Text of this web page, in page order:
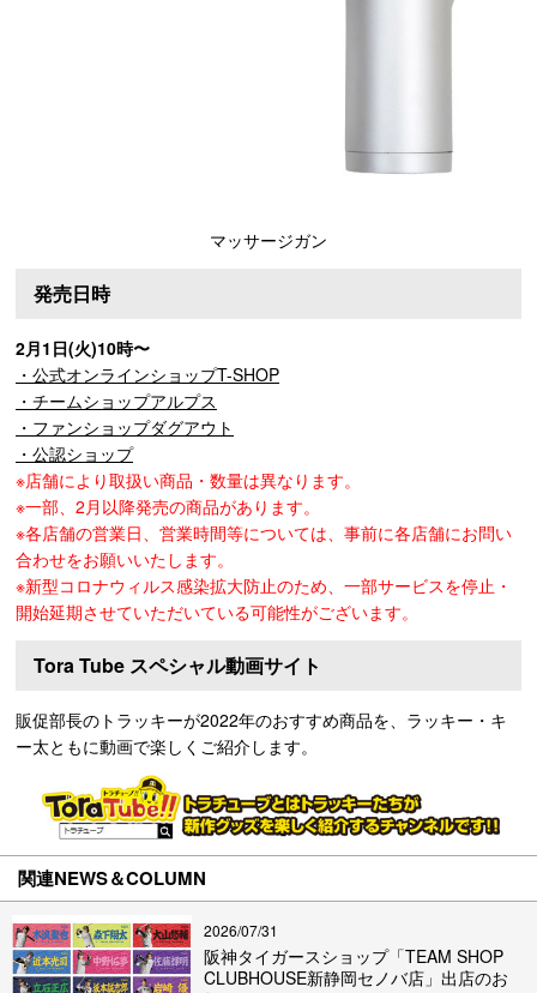
マッサージガン
発売日時
2月1日(火)10時〜
・公式オンラインショップT-SHOP
・チームショップアルプス
・ファンショップダグアウト
・公認ショップ
※店舗により取扱い商品・数量は異なります。
※一部、2月以降発売の商品があります。
※各店舗の営業日、営業時間等については、事前に各店舗にお問い
合わせをお願いいたします。
※新型コロナウィルス感染拡大防止のため、一部サービスを停止・
開始延期させていただいている可能性がございます。
Tora Tube スペシャル動画サイト
販促部長のトラッキーが2022年のおすすめ商品を、ラッキー・キ
ー太ともに動画で楽しくご紹介します。
関連NEWS＆COLUMN
2026/07/31
阪神タイガースショップ「TEAM SHOP
CLUBHOUSE新静岡セノバ店」出店のお